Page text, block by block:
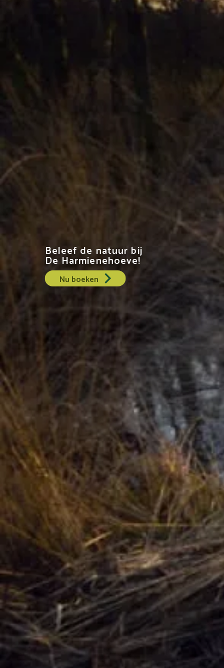
Beleef de natuur bij
De Harmienehoeve!
Nu boeken